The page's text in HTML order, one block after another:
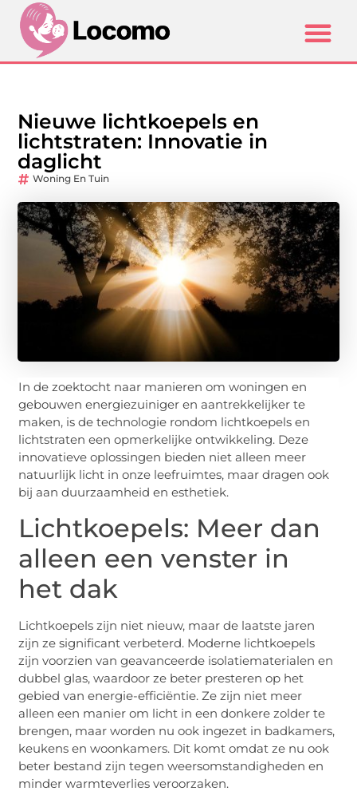
Nieuwe lichtkoepels en
lichtstraten: Innovatie in
daglicht
Woning En Tuin
In de zoektocht naar manieren om woningen en
gebouwen energiezuiniger en aantrekkelijker te
maken, is de technologie rondom lichtkoepels en
lichtstraten een opmerkelijke ontwikkeling. Deze
innovatieve oplossingen bieden niet alleen meer
natuurlijk licht in onze leefruimtes, maar dragen ook
bij aan duurzaamheid en esthetiek.
Lichtkoepels: Meer dan
alleen een venster in
het dak
Lichtkoepels zijn niet nieuw, maar de laatste jaren
zijn ze significant verbeterd. Moderne lichtkoepels
zijn voorzien van geavanceerde isolatiematerialen en
dubbel glas, waardoor ze beter presteren op het
gebied van energie-efficiëntie. Ze zijn niet meer
alleen een manier om licht in een donkere zolder te
brengen, maar worden nu ook ingezet in badkamers,
keukens en woonkamers. Dit komt omdat ze nu ook
beter bestand zijn tegen weersomstandigheden en
minder warmteverlies veroorzaken.